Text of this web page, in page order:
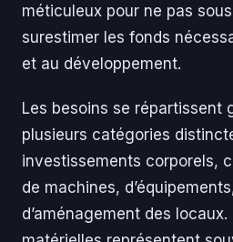
méticuleux pour ne pas
surestimer les fonds
et au développement.
Les besoins se répartissent
plusieurs catégories
investissements corporels,
de machines,
d’aménagement des